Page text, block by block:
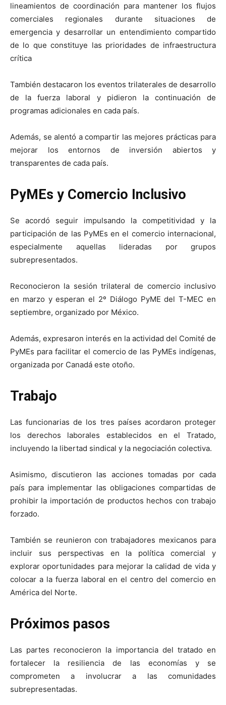
lineamientos de coordinación para mantener los flujos
comerciales regionales durante situaciones de
emergencia y desarrollar un entendimiento compartido
de lo que constituye las prioridades de infraestructura
crítica
También destacaron los eventos trilaterales de desarrollo
de la fuerza laboral y pidieron la continuación de
programas adicionales en cada país.
Además, se alentó a compartir las mejores prácticas para
mejorar los entornos de inversión abiertos y
transparentes de cada país.
PyMEs y Comercio Inclusivo
Se acordó seguir impulsando la competitividad y la
participación de las PyMEs en el comercio internacional,
especialmente aquellas lideradas por grupos
subrepresentados.
Reconocieron la sesión trilateral de comercio inclusivo
en marzo y esperan el 2º Diálogo PyME del T-MEC en
septiembre, organizado por México.
Además, expresaron interés en la actividad del Comité de
PyMEs para facilitar el comercio de las PyMEs indígenas,
organizada por Canadá este otoño.
Trabajo
Las funcionarias de los tres países acordaron proteger
los derechos laborales establecidos en el Tratado,
incluyendo la libertad sindical y la negociación colectiva.
Asimismo, discutieron las acciones tomadas por cada
país para implementar las obligaciones compartidas de
prohibir la importación de productos hechos con trabajo
forzado.
También se reunieron con trabajadores mexicanos para
incluir sus perspectivas en la política comercial y
explorar oportunidades para mejorar la calidad de vida y
colocar a la fuerza laboral en el centro del comercio en
América del Norte.
Próximos pasos
Las partes reconocieron la importancia del tratado en
fortalecer la resiliencia de las economías y se
comprometen a involucrar a las comunidades
subrepresentadas.